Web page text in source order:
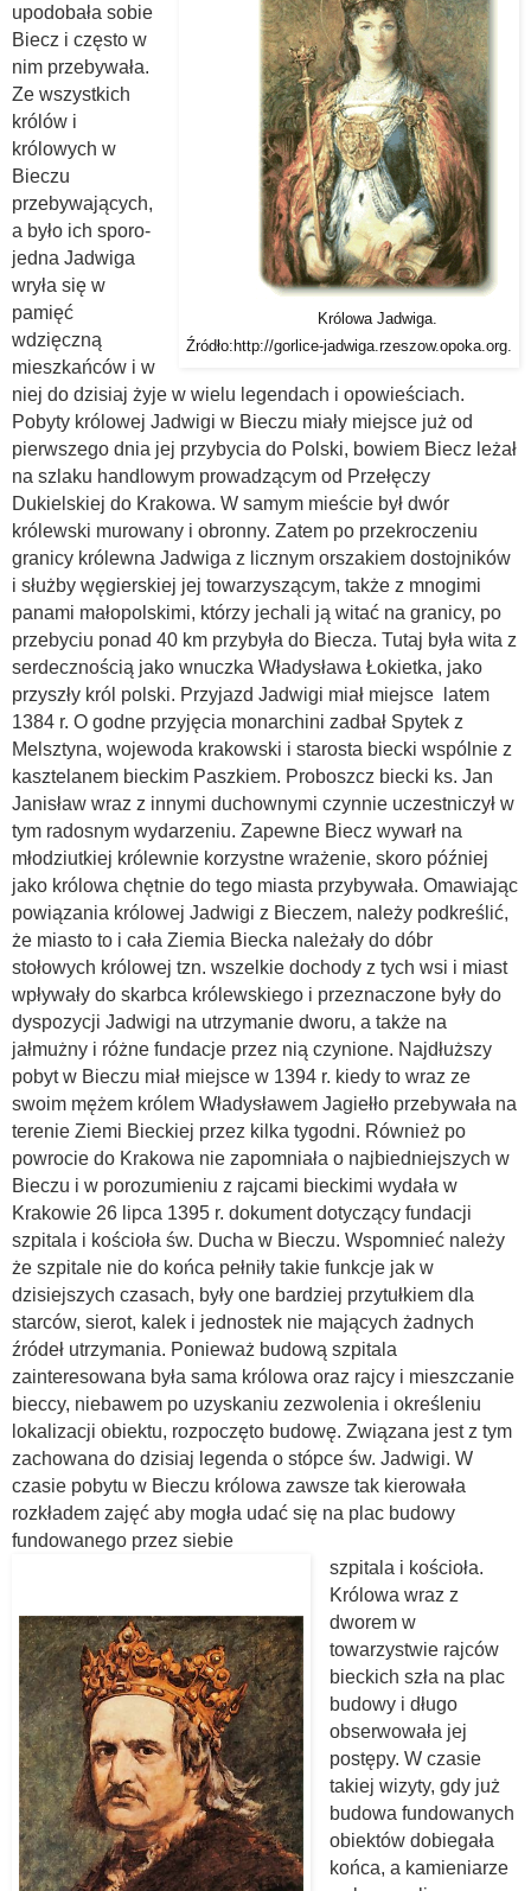
Królowa Jadwiga.
Źródło:http://gorlice-jadwiga.rzeszow.opoka.org.
upodobała sobie
Biecz i często w
nim przebywała.
Ze wszystkich
królów i
królowych w
Bieczu
przebywających,
a było ich sporo-
jedna Jadwiga
wryła się w
pamięć
wdzięczną
mieszkańców i w
niej do dzisiaj żyje w wielu legendach i opowieściach.
Pobyty królowej Jadwigi w Bieczu miały miejsce już od
pierwszego dnia jej przybycia do Polski, bowiem Biecz leżał
na szlaku handlowym prowadzącym od Przełęczy
Dukielskiej do Krakowa. W samym mieście był dwór
królewski murowany i obronny. Zatem po przekroczeniu
granicy królewna Jadwiga z licznym orszakiem dostojników
i służby węgierskiej jej towarzyszącym, także z mnogimi
panami małopolskimi, którzy jechali ją witać na granicy, po
przebyciu ponad 40 km przybyła do Biecza. Tutaj była wita z
serdecznością jako wnuczka Władysława Łokietka, jako
przyszły król polski. Przyjazd Jadwigi miał miejsce latem
1384 r. O godne przyjęcia monarchini zadbał Spytek z
Melsztyna, wojewoda krakowski i starosta biecki wspólnie z
kasztelanem bieckim Paszkiem. Proboszcz biecki ks. Jan
Janisław wraz z innymi duchownymi czynnie uczestniczył w
tym radosnym wydarzeniu. Zapewne Biecz wywarł na
młodziutkiej królewnie korzystne wrażenie, skoro później
jako królowa chętnie do tego miasta przybywała. Omawiając
powiązania królowej Jadwigi z Bieczem, należy podkreślić,
że miasto to i cała Ziemia Biecka należały do dóbr
stołowych królowej tzn. wszelkie dochody z tych wsi i miast
wpływały do skarbca królewskiego i przeznaczone były do
dyspozycji Jadwigi na utrzymanie dworu, a także na
jałmużny i różne fundacje przez nią czynione. Najdłuższy
pobyt w Bieczu miał miejsce w 1394 r. kiedy to wraz ze
swoim mężem królem Władysławem Jagiełło przebywała na
terenie Ziemi Bieckiej przez kilka tygodni. Również po
powrocie do Krakowa nie zapomniała o najbiedniejszych w
Bieczu i w porozumieniu z rajcami bieckimi wydała w
Krakowie 26 lipca 1395 r. dokument dotyczący fundacji
szpitala i kościoła św. Ducha w Bieczu. Wspomnieć należy
że szpitale nie do końca pełniły takie funkcje jak w
dzisiejszych czasach, były one bardziej przytułkiem dla
starców, sierot, kalek i jednostek nie mających żadnych
źródeł utrzymania. Ponieważ budową szpitala
zainteresowana była sama królowa oraz rajcy i mieszczanie
bieccy, niebawem po uzyskaniu zezwolenia i określeniu
lokalizacji obiektu, rozpoczęto budowę. Związana jest z tym
zachowana do dzisiaj legenda o stópce św. Jadwigi. W
czasie pobytu w Bieczu królowa zawsze tak kierowała
rozkładem zajęć aby mogła udać się na plac budowy
fundowanego przez siebie
szpitala i kościoła.
Królowa wraz z
dworem w
towarzystwie rajców
bieckich szła na plac
budowy i długo
obserwowała jej
postępy. W czasie
takiej wizyty, gdy już
budowa fundowanych
obiektów dobiegała
końca, a kamieniarze